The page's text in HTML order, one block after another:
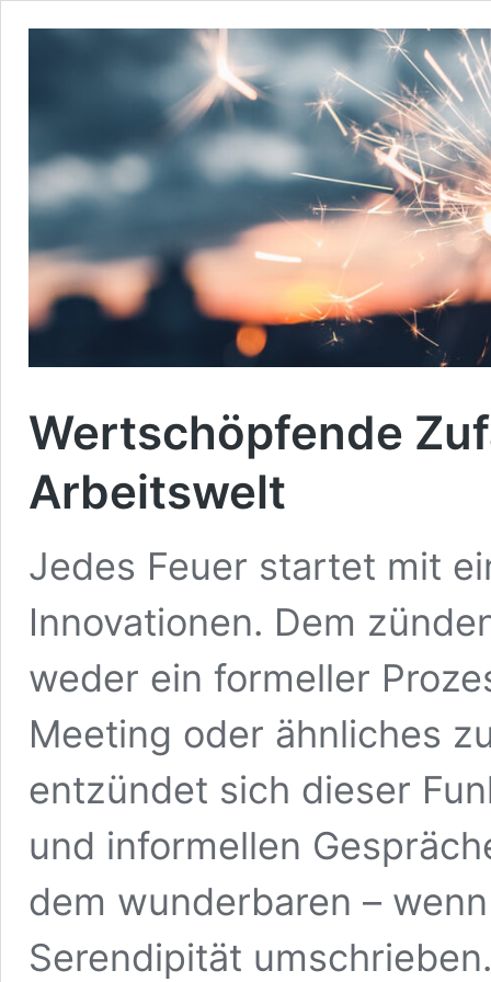
Wertschöpfende
Arbeitswelt
Jedes Feuer startet mit
Innovationen. Dem
weder ein formeller
Meeting oder ähnliches
entzündet sich dieser
und informellen
dem wunderbaren –
Serendipität umschrieben.